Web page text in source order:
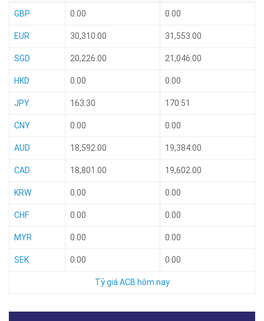
GBP 0.00 0.00
EUR 30,310.00 31,553.00
SGD 20,226.00 21,046.00
HKD 0.00 0.00
JPY 163.30 170.51
CNY 0.00 0.00
AUD 18,592.00 19,384.00
CAD 18,801.00 19,602.00
KRW 0.00 0.00
CHF 0.00 0.00
MYR 0.00 0.00
SEK 0.00 0.00
Tỷ giá ACB hôm nay